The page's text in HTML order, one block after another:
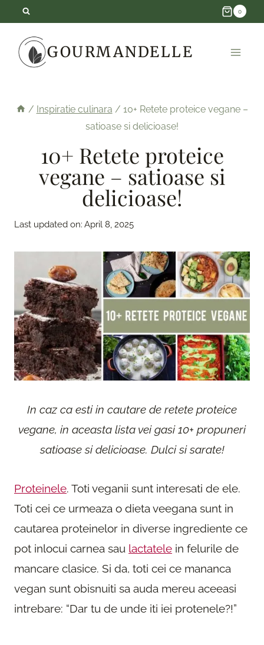
content
0
GOURMANDELLE
/ Inspiratie culinara / 10+ Retete proteice vegane –
satioase si delicioase!
10+ Retete proteice
vegane – satioase si
delicioase!
Last updated on: April 8, 2025
In caz ca esti in cautare de retete proteice
vegane, in aceasta lista vei gasi 10+ propuneri
satioase si delicioase. Dulci si sarate!
Proteinele. Toti veganii sunt interesati de ele.
Toti cei ce urmeaza o dieta veegana sunt in
cautarea proteinelor in diverse ingrediente ce
pot inlocui carnea sau lactatele in felurile de
mancare clasice. Si da, toti cei ce mananca
vegan sunt obisnuiti sa auda mereu aceeasi
intrebare: “Dar tu de unde iti iei protenele?!”